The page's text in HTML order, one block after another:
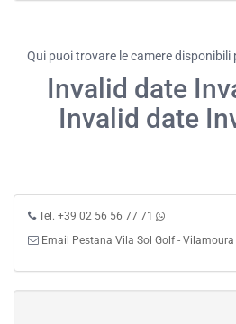
Qui puoi trovare le camere disponibili
Invalid date
Invalid date
Tel. +39 02 56 56 77 71
Email Pestana Vila Sol Golf - Vilamoura